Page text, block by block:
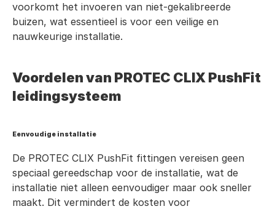
voorkomt het invoeren van niet-gekalibreerde
buizen, wat essentieel is voor een veilige en
nauwkeurige installatie.
Voordelen van PROTEC CLIX PushFit
leidingsysteem
Eenvoudige installatie
De PROTEC CLIX PushFit fittingen vereisen geen
speciaal gereedschap voor de installatie, wat de
installatie niet alleen eenvoudiger maar ook sneller
maakt. Dit vermindert de kosten voor